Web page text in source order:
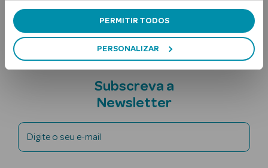
PERMITIR TODOS
PERSONALIZAR
Solares
Corpo
Nota adicional
Subscreva a
Newsletter
Digite o seu e-mail